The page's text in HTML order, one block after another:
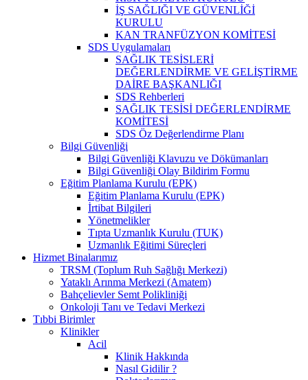
İŞ SAĞLIĞI VE GÜVENLİĞİ
KURULU
KAN TRANFÜZYON KOMİTESİ
SDS Uygulamaları
SAĞLIK TESİSLERİ
DEĞERLENDİRME VE GELİŞTİRME
DAİRE BAŞKANLIĞI
SDS Rehberleri
SAĞLIK TESİSİ DEĞERLENDİRME
KOMİTESİ
SDS Öz Değerlendirme Planı
Bilgi Güvenliği
Bilgi Güvenliği Klavuzu ve Dökümanları
Bilgi Güvenliği Olay Bildirim Formu
Eğitim Planlama Kurulu (EPK)
Eğitim Planlama Kurulu (EPK)
İrtibat Bilgileri
Yönetmelikler
Tıpta Uzmanlık Kurulu (TUK)
Uzmanlık Eğitimi Süreçleri
Hizmet Binalarımız
TRSM (Toplum Ruh Sağlığı Merkezi)
Yataklı Arınma Merkezi (Amatem)
Bahçelievler Semt Polikliniği
Onkoloji Tanı ve Tedavi Merkezi
Tıbbi Birimler
Klinikler
Acil
Klinik Hakkında
Nasıl Gidilir ?